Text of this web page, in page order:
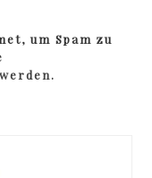
um Spam zu